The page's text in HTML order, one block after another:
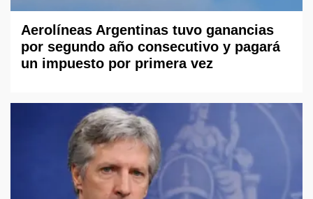
Aerolíneas Argentinas tuvo ganancias
por segundo año consecutivo y pagará
un impuesto por primera vez